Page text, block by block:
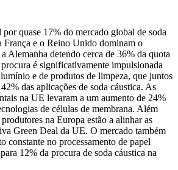
quase 17% do mercado global de soda
França e o Reino Unido dominam o
Alemanha detendo cerca de 36% da quota
é significativamente impulsionada
e de produtos de limpeza, que juntos
das aplicações de soda cáustica. As
na UE levaram a um aumento de 24%
de células de membrana. Além
na Europa estão a alinhar as
Green Deal da UE. O mercado também
constante no processamento de papel
12% da procura de soda cáustica na